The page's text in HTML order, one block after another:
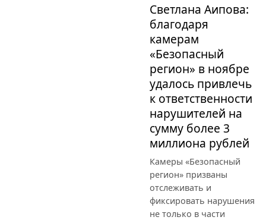
Светлана Аипова:
благодаря
камерам
«Безопасный
регион» в ноябре
удалось привлечь
к ответственности
нарушителей на
сумму более 3
миллиона рублей
Камеры «Безопасный
регион» призваны
отслеживать и
фиксировать нарушения
не только в части